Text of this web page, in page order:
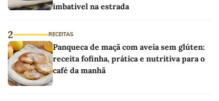
imbatível na estrada
2 RECEITAS
Panqueca de maçã com aveia sem glúten:
receita fofinha, prática e nutritiva para o
café da manhã